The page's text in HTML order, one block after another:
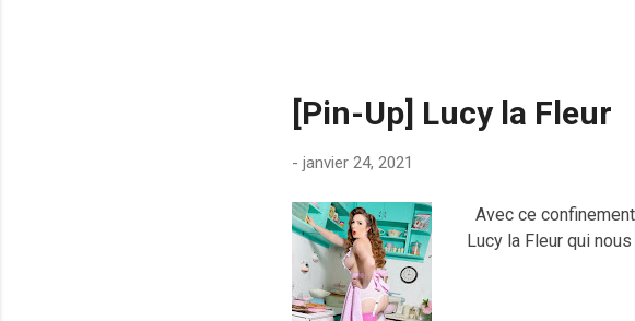
[Pin-Up] Lucy la Fleur
- janvier 24, 2021
Avec ce
Lucy la Fleur qui